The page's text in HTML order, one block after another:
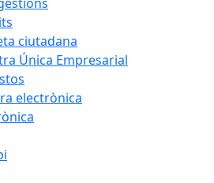
ciutadana
Única Empresarial
electrònica